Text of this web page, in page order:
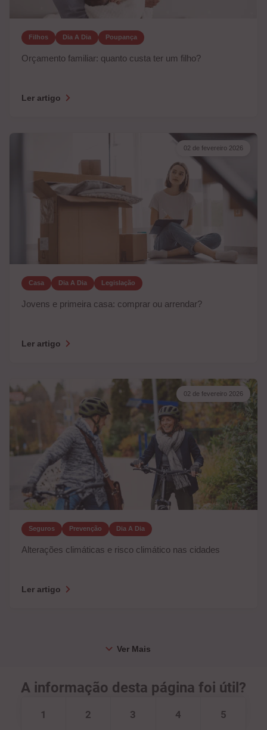
Filhos Dia A Dia Poupança
Orçamento familiar: quanto custa ter um filho?
Ler artigo
02 de fevereiro 2026
Casa Dia A Dia Legislação
Jovens e primeira casa: comprar ou arrendar?
Ler artigo
02 de fevereiro 2026
Seguros Prevenção Dia A Dia
Alterações climáticas e risco climático nas cidades
Ler artigo
A informação desta página foi útil?
1 2 3 4 5